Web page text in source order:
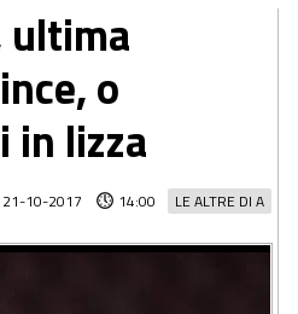
ultima
o
in lizza
LE ALTRE DI A
21-10-2017 14:00